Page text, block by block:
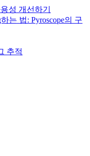
성 개선하기
는 법: Pyroscope의 구
추적